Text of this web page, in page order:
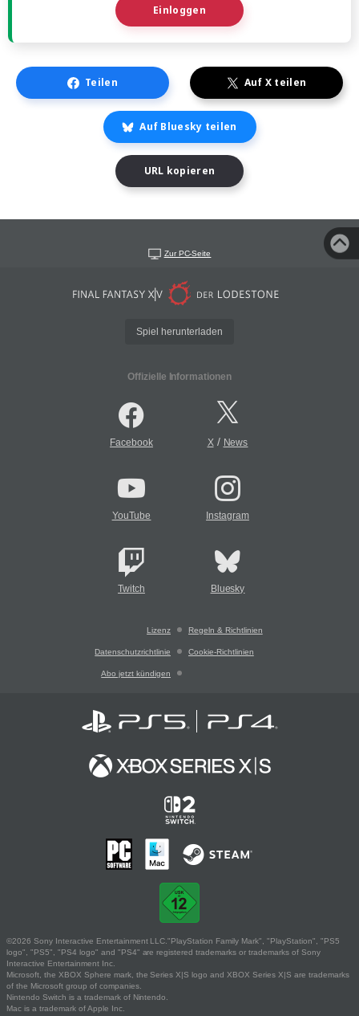
Einloggen
Teilen Auf X teilen
Auf Bluesky teilen
URL kopieren
Zur PC-Seite
Spiel herunterladen
Offizielle Informationen
Facebook X/ News
YouTube Instagram
Twitch Bluesky
Lizenz Regeln & Richtlinien
Datenschutzrichtlinie Cookie-Richtlinien
Abo jetzt kündigen
©2026 Sony Interactive Entertainment LLC."PlayStation Family Mark", "PlayStation", "PS5
logo", "PS5", "PS4 logo" and "PS4" are registered trademarks or trademarks of Sony
Interactive Entertainment Inc.
Microsoft, the XBOX Sphere mark, the Series X|S logo and XBOX Series X|S are trademarks
of the Microsoft group of companies.
Nintendo Switch is a trademark of Nintendo.
Mac is a trademark of Apple Inc.